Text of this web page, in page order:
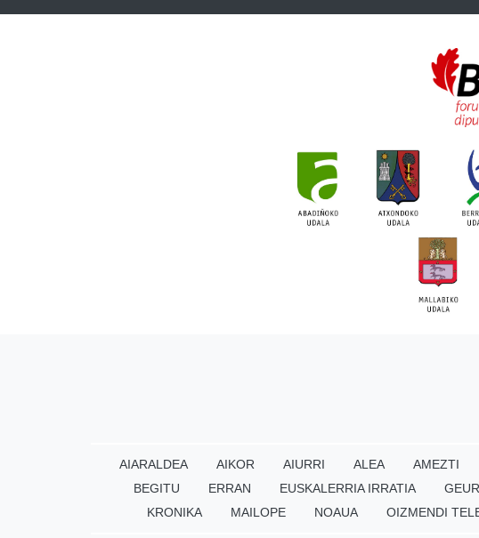
AIARALDEA AIKOR AIURRI ALEA AMEZTI
BEGITU
ERRAN EUSKALERRIA IRRATIA
KRONIKA
MAILOPE NOAUA OIZMENDI